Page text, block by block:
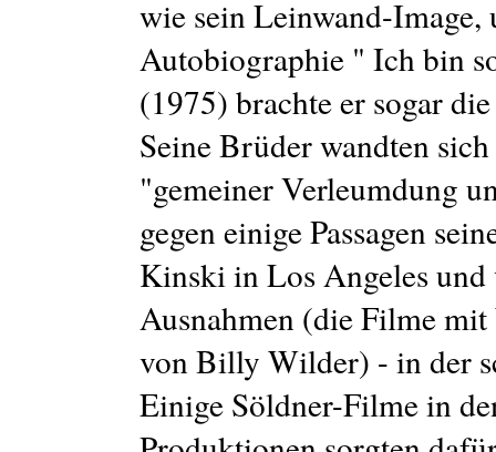
wie sein Leinwand-Image,
Autobiographie " Ich bin
(1975) brachte er sogar
Seine Brüder wandten
"gemeiner Verleumdung
gegen einige Passagen
Kinski in Los Angeles
Ausnahmen (die Filme
von Billy Wilder) - in der
Einige Söldner-Filme in